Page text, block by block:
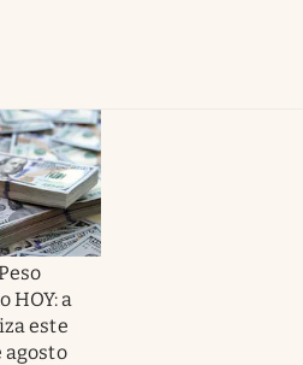
HOY: a
este
agosto